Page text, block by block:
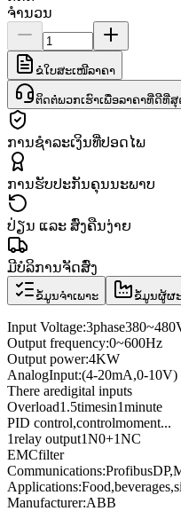
ຈຳນວນ
ຂໍໃບສະເໜີລາຄາ
ຕິດຕໍ່ພວກເຮົາເພື່ອລາຄາທີ່ດີທີ່ສຸ
ການຊຳລະເງິນທີ່ປອດໄພ
ການຮັບປະກັນຄຸນນະພາບ
ປ່ຽນ ແລະ ສົ່ງຄືນງ່າຍ
ມີບໍລິການຈັດສົ່ງ
ຂໍ້ມູນຈຳເພາະ ຂໍ້ມູນຜູ້ຜ
Input Voltage:3phase380~
Output frequency:0~600Hz
Output power:4KW
AnalogInput:(4-20mA,0-10V)
There aredigital inputs
Overload1.5timesin1minute
PID control,controlmoment...
1relay output1N0+1NC
EMCfilter
Communications:ProfibusDP,
Applications:Food,beverages,
Manufacturer:ABB